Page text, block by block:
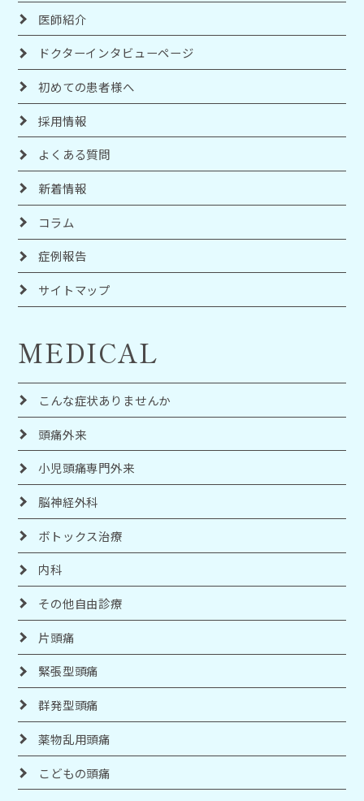
医師紹介
ドクターインタビューページ
初めての患者様へ
採用情報
よくある質問
新着情報
コラム
症例報告
サイトマップ
MEDICAL
こんな症状ありませんか
頭痛外来
小児頭痛専門外来
脳神経外科
ボトックス治療
内科
その他自由診療
片頭痛
緊張型頭痛
群発型頭痛
薬物乱用頭痛
こどもの頭痛